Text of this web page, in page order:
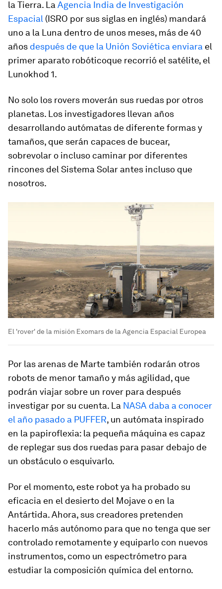
la Tierra. La Agencia India de Investigación
Espacial (ISRO por sus siglas en inglés) mandará
uno a la Luna dentro de unos meses, más de 40
años después de que la Unión Soviética enviara el
primer aparato robóticoque recorrió el satélite, el
Lunokhod 1.
No solo los rovers moverán sus ruedas por otros
planetas. Los investigadores llevan años
desarrollando autómatas de diferente formas y
tamaños, que serán capaces de bucear,
sobrevolar o incluso caminar por diferentes
rincones del Sistema Solar antes incluso que
nosotros.
El 'rover' de la misión Exomars de la Agencia Espacial Europea
Por las arenas de Marte también rodarán otros
robots de menor tamaño y más agilidad, que
podrán viajar sobre un rover para después
investigar por su cuenta. La NASA daba a conocer
el año pasado a PUFFER, un autómata inspirado
en la papiroflexia: la pequeña máquina es capaz
de replegar sus dos ruedas para pasar debajo de
un obstáculo o esquivarlo.
Por el momento, este robot ya ha probado su
eficacia en el desierto del Mojave o en la
Antártida. Ahora, sus creadores pretenden
hacerlo más autónomo para que no tenga que ser
controlado remotamente y equiparlo con nuevos
instrumentos, como un espectrómetro para
estudiar la composición química del entorno.